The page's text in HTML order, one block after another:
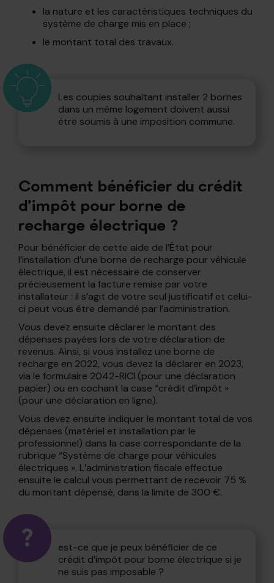
la nature et les caractéristiques techniques du
système de charge mis en place ;
le montant total des travaux.
Les couples souhaitant installer 2 bornes
dans un même logement doivent aussi
être soumis à une imposition commune.
Comment bénéficier du crédit
d’impôt pour borne de
recharge électrique ?
Pour bénéficier de cette aide de l’État pour
l’installation d’une borne de recharge pour véhicule
électrique, il est nécessaire de conserver
précieusement la facture remise par votre
installateur : il s’agit de votre seul justificatif et celui-
ci peut vous être demandé par l’administration.
Vous devez ensuite déclarer le montant des
dépenses payées lors de votre déclaration de
revenus. Ainsi, si vous installez une borne de
recharge en 2022, vous devez la déclarer en 2023,
via le formulaire 2042-RICI (pour une déclaration
papier) ou en cochant la case “crédit d’impôt »
(pour une déclaration en ligne).
Vous devez ensuite indiquer le montant total de vos
dépenses (matériel et installation par le
professionnel) dans la case correspondante de la
rubrique “Système de charge pour véhicules
électriques ». L’administration fiscale effectue
ensuite le calcul vous permettant de recevoir 75 %
du montant dépensé, dans la limite de 300 €.
est-ce que je peux bénéficier de ce
crédit d’impôt pour borne électrique si je
ne suis pas imposable ?